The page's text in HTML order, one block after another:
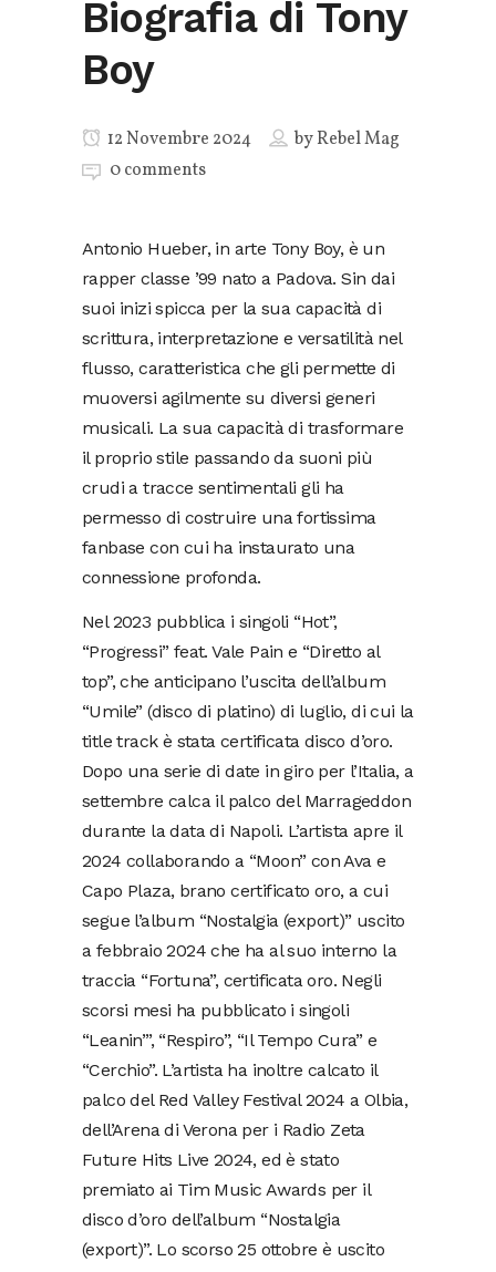
Biografia di Tony
Boy
12 Novembre 2024 byRebel Mag
0 comments
Antonio Hueber, in arte Tony Boy, è un
rapper classe ’99 nato a Padova. Sin dai
suoi inizi spicca per la sua capacità di
scrittura, interpretazione e versatilità nel
flusso, caratteristica che gli permette di
muoversi agilmente su diversi generi
musicali. La sua capacità di trasformare
il proprio stile passando da suoni più
crudi a tracce sentimentali gli ha
permesso di costruire una fortissima
fanbase con cui ha instaurato una
connessione profonda.
Nel 2023 pubblica i singoli “Hot”,
“Progressi” feat. Vale Pain e “Diretto al
top”, che anticipano l’uscita dell’album
“Umile” (disco di platino) di luglio, di cui la
title track è stata certificata disco d’oro.
Dopo una serie di date in giro per l’Italia, a
settembre calca il palco del Marrageddon
durante la data di Napoli. L’artista apre il
2024 collaborando a “Moon” con Ava e
Capo Plaza, brano certificato oro, a cui
segue l’album “Nostalgia (export)” uscito
a febbraio 2024 che ha al suo interno la
traccia “Fortuna”, certificata oro. Negli
scorsi mesi ha pubblicato i singoli
“Leanin’”, “Respiro”, “Il Tempo Cura” e
“Cerchio”. L’artista ha inoltre calcato il
palco del Red Valley Festival 2024 a Olbia,
dell’Arena di Verona per i Radio Zeta
Future Hits Live 2024, ed è stato
premiato ai Tim Music Awards per il
disco d’oro dell’album “Nostalgia
(export)”. Lo scorso 25 ottobre è uscito